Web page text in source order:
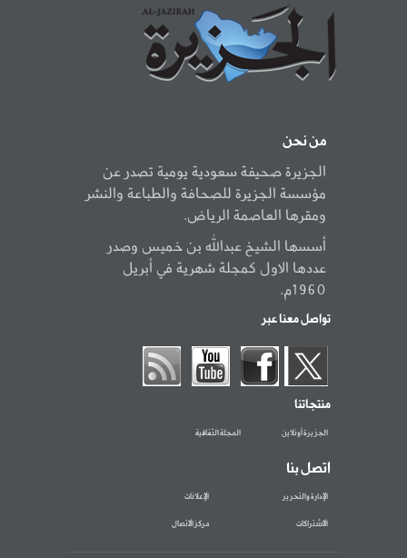
من نحن
الجزيرة صحيفة سعودية يومية تصدر عن
مؤسسة الجزيرة للصحافة والطباعة والنشر
ومقرها العاصمة الرياض.
أسسها الشيخ عبدالله بن خميس وصدر
عددها الاول كمجلة شهرية في أبريل
1960م.
تواصل معنا عبر
منتجاتنا
الجزيرة أونلاين المجلة الثقافية
اتصل بنا
الإدارة والتحرير الإعلانات
الاشتراكات مركز الاتصال